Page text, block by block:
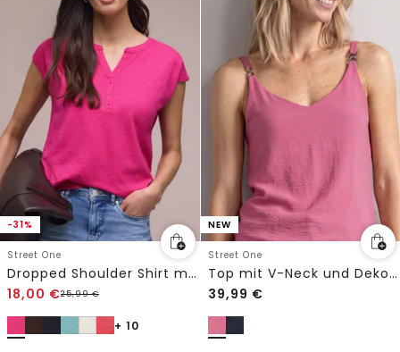
-31%
Street One
Dropped Shoulder Shirt mit Split Neck
18,00 €25,99€
+ 10
NEW
Street One
Top mit V-Neck und Dekodetail
39,99 €